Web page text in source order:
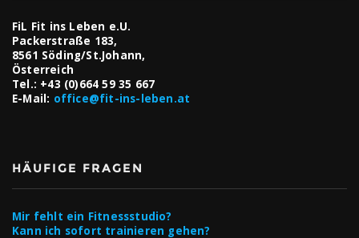
FiL Fit ins Leben e.U.
Packerstraße 183,
8561 Söding/St.Johann,
Österreich
Tel.: +43 (0)664 59 35 667
E-Mail: office@fit-ins-leben.at
HÄUFIGE FRAGEN
Mir fehlt ein Fitnessstudio?
Kann ich sofort trainieren gehen?